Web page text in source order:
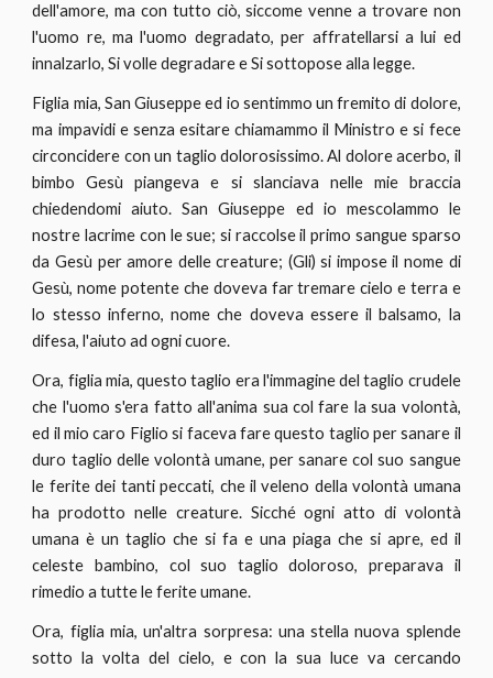
dell'amore, ma con tutto ciò, siccome venne a trovare non
l'uomo re, ma l'uomo degradato, per affratellarsi a lui ed
innalzarlo, Si volle degradare e Si sottopose alla legge.
Figlia mia, San Giuseppe ed io sentimmo un fremito di dolore,
ma impavidi e senza esitare chiamammo il Ministro e si fece
circoncidere con un taglio dolorosissimo. Al dolore acerbo, il
bimbo Gesù piangeva e si slanciava nelle mie braccia
chiedendomi aiuto. San Giuseppe ed io mescolammo le
nostre lacrime con le sue; si raccolse il primo sangue sparso
da Gesù per amore delle creature; (Gli) si impose il nome di
Gesù, nome potente che doveva far tremare cielo e terra e
lo stesso inferno, nome che doveva essere il balsamo, la
difesa, l'aiuto ad ogni cuore.
Ora, figlia mia, questo taglio era l'immagine del taglio crudele
che l'uomo s'era fatto all'anima sua col fare la sua volontà,
ed il mio caro Figlio si faceva fare questo taglio per sanare il
duro taglio delle volontà umane, per sanare col suo sangue
le ferite dei tanti peccati, che il veleno della volontà umana
ha prodotto nelle creature. Sicché ogni atto di volontà
umana è un taglio che si fa e una piaga che si apre, ed il
celeste bambino, col suo taglio doloroso, preparava il
rimedio a tutte le ferite umane.
Ora, figlia mia, un'altra sorpresa: una stella nuova splende
sotto la volta del cielo, e con la sua luce va cercando